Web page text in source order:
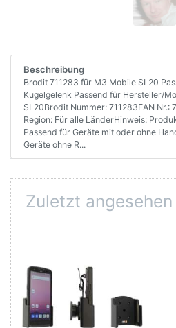
Beschreibung
Brodit 711283 für M3 Mobile SL20
Kugelgelenk Passend für Hersteller/
SL20Brodit Nummer: 711283EAN Nr.:
Region: Für alle LänderHinweis:
Passend für Geräte mit oder ohne
Geräte ohne R...
Zuletzt angesehen